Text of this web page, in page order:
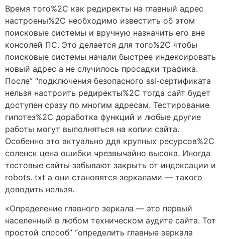
Время того%2C как редиректы на главный адрес
настроены%2C необходимо известить об этом
поисковые системы и вручную назначить его вне
консолей ПС. Это делается для того%2C чтобы
поисковые системы начали быстрее индексировать
новый адрес а не случилось просадки трафика.
После” “подключения безопасного ssl-сертификата
нельзя настроить редиректы%2C тогда сайт будет
доступен сразу по многим адресам. Тестирование
гипотез%2C доработка функций и любые другие
работы могут выполняться на копии сайта.
Особенно это актуально ддя крупных ресурсов%2C
соленск цена ошибки чрезвычайно высока. Иногда
тестовые сайты забывают закрыть от индексации и
robots. txt а они становятся зеркалами — такого
доводить нельзя.
«Определение главного зеркала — это первый
населенный в любом техническом аудите сайта. Тот
простой способ” “определить главные зеркала